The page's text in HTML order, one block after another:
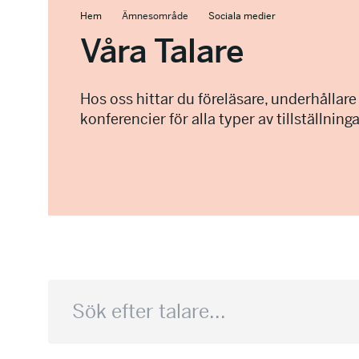
Hem Ämnesområde Sociala medier
Våra Talare
Hos oss hittar du föreläsare,
konferencier för alla typer av